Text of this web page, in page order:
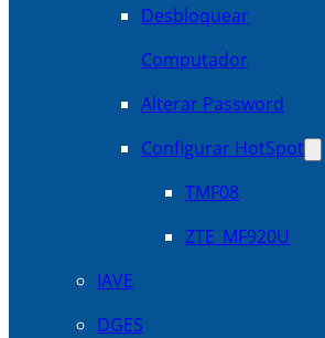
Desbloquear
Computador
Alterar Password
Configurar HotSpot
TMF08
ZTE_MF920U
IAVE
DGES